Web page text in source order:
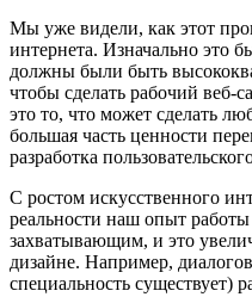
Мы уже видели, как этот
интернета. Изначально это
должны были быть
чтобы сделать рабочий веб-
это то, что может сделать
большая часть ценности
разработка
С ростом искусственного
реальности наш опыт работы
захватывающим, и это
дизайне. Например,
специальность существует)